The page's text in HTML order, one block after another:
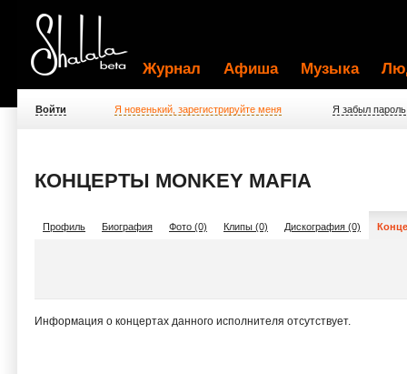
Журнал Афиша Музыка
Войти Я новенький, зарегистрируйте меня Я забыл пароль
КОНЦЕРТЫ MONKEY MAFIA
Профиль Биография Фото (0) Клипы (0) Дискография (0)
Информация о концертах данного исполнителя отсутствует.